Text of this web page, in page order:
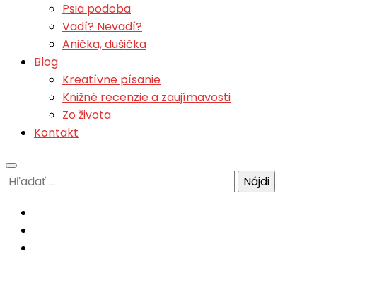
Psia podoba
Vadí? Nevadí?
Anička, dušička
Blog
Kreatívne písanie
Knižné recenzie a zaujímavosti
Zo života
Kontakt
Hľadať: